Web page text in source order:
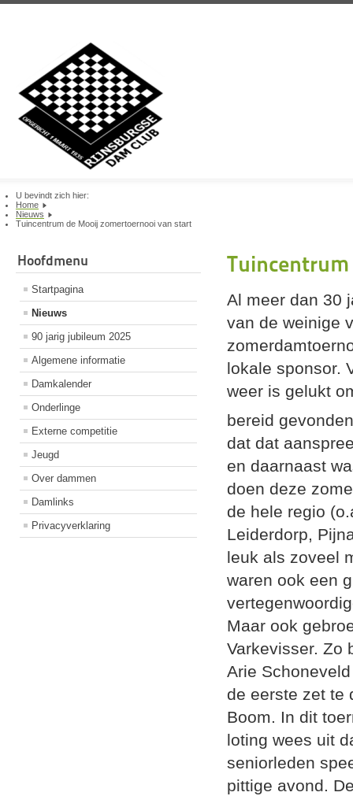
U bevindt zich hier:
Home
Nieuws
Tuincentrum de Mooij zomertoernooi van start
Hoofdmenu
Startpagina
Nieuws
90 jarig jubileum 2025
Algemene informatie
Damkalender
Onderlinge
Externe competitie
Jeugd
Over dammen
Damlinks
Privacyverklaring
Al meer dan 30
van de weinige
lokale sponsor.
weer is gelukt
bereid
dat dat
en daarnaast
doen deze
de hele regio
Leiderdorp,
leuk als zoveel
waren ook een
Maar ook
Varkevisser. Zo
Arie
de eerste zet te
Boom. In dit
loting wees uit
seniorleden
pittige avond.